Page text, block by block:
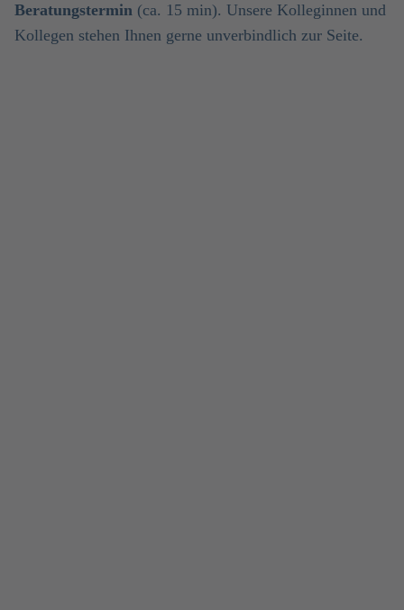
Beratungstermin (ca. 15 min). Unsere Kolleginnen und
Kollegen stehen Ihnen gerne unverbindlich zur Seite.